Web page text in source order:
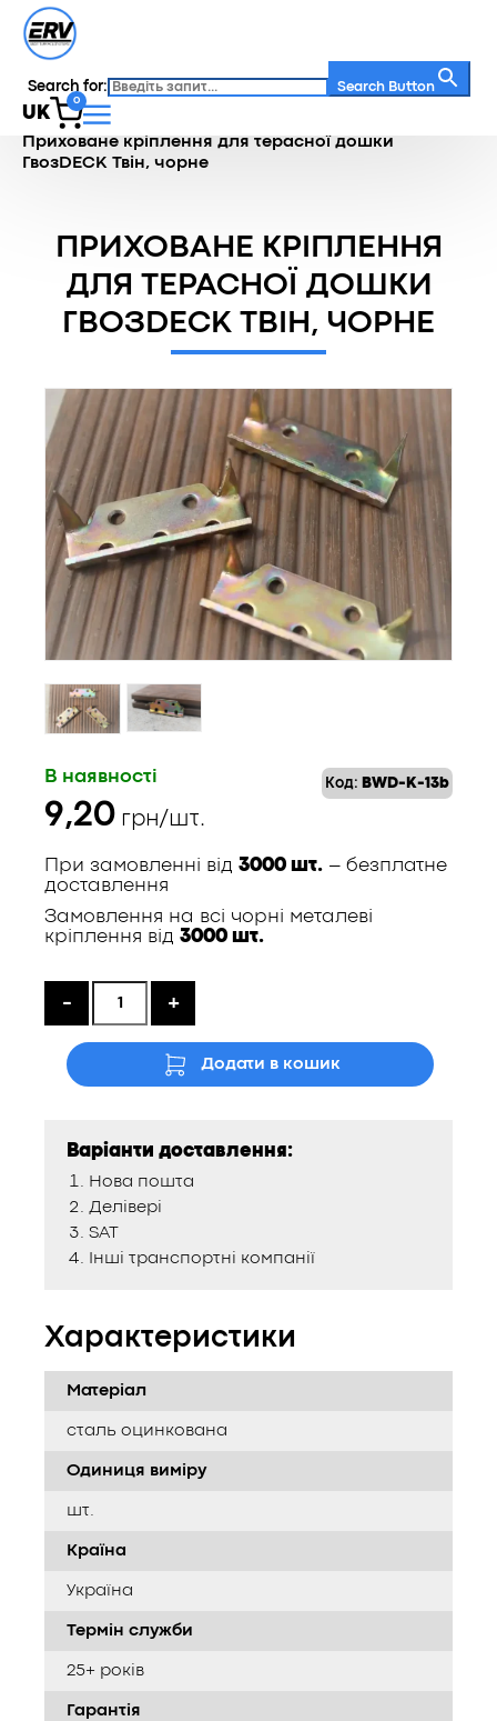
Search for: Search Button
UK
0
Головна / Каталог
Приховане кріплення для терасної дошки
ГвозDECK Твін, чорне
ПРИХОВАНЕ КРІПЛЕННЯ
ДЛЯ ТЕРАСНОЇ ДОШКИ
ГВОЗDECK ТВІН, ЧОРНЕ
Код: BWD-K-13b
В наявності
9,20 грн/шт.
При замовленні від 3000 шт. – безплатне
доставлення
Замовлення на всі чорні металеві
кріплення від 3000 шт.
- +
Додати в кошик
Варіанти доставлення:
Нова пошта
Делівері
SAT
Інші транспортні компанії
Характеристики
Матеріал
сталь оцинкована
Одиниця виміру
шт.
Країна
Україна
Термін служби
25+ років
Гарантія